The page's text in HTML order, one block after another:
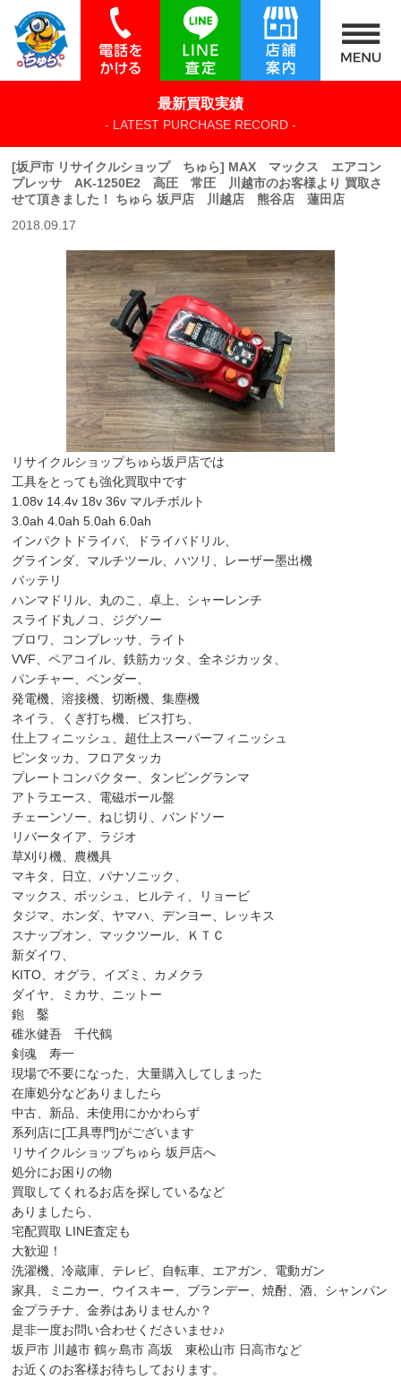
最新買取実績
- LATEST PURCHASE RECORD -
[坂戸市 リサイクルショップ ちゅら] MAX マックス エアコン
プレッサ AK-1250E2 高圧 常圧 川越市のお客様より 買取さ
せて頂きました！ ちゅら 坂戸店 川越店 熊谷店 蓮田店
2018.09.17
リサイクルショップちゅら坂戸店では
工具をとっても強化買取中です
1.08v 14.4v 18v 36v マルチボルト
3.0ah 4.0ah 5.0ah 6.0ah
インパクトドライバ、ドライバドリル、
グラインダ、マルチツール、ハツリ、レーザー墨出機
バッテリ
ハンマドリル、丸のこ、卓上、シャーレンチ
スライド丸ノコ、ジグソー
ブロワ、コンプレッサ、ライト
VVF、ペアコイル、鉄筋カッタ、全ネジカッタ、
パンチャー、ベンダー、
発電機、溶接機、切断機、集塵機
ネイラ、くぎ打ち機、ビス打ち、
仕上フィニッシュ、超仕上スーパーフィニッシュ
ピンタッカ、フロアタッカ
プレートコンパクター、タンピングランマ
アトラエース、電磁ボール盤
チェーンソー、ねじ切り、バンドソー
リバータイア、ラジオ
草刈り機、農機具
マキタ、日立、パナソニック、
マックス、ボッシュ、ヒルティ、リョービ
タジマ、ホンダ、ヤマハ、デンヨー、レッキス
スナップオン、マックツール、ＫＴＣ
新ダイワ、
KITO、オグラ、イズミ、カメクラ
ダイヤ、ミカサ、ニットー
鉋 鑿
碓氷健吾 千代鶴
剣魂 寿一
現場で不要になった、大量購入してしまった
在庫処分などありましたら
中古、新品、未使用にかかわらず
系列店に[工具専門]がございます
リサイクルショップちゅら 坂戸店へ
処分にお困りの物
買取してくれるお店を探しているなど
ありましたら、
宅配買取 LINE査定も
大歓迎！
洗濯機、冷蔵庫、テレビ、自転車、エアガン、電動ガン
家具、ミニカー、ウイスキー、ブランデー、焼酎、酒、シャンパン
金プラチナ、金券はありませんか？
是非一度お問い合わせくださいませ♪♪
坂戸市 川越市 鶴ヶ島市 高坂 東松山市 日高市など
お近くのお客様お待ちしております。